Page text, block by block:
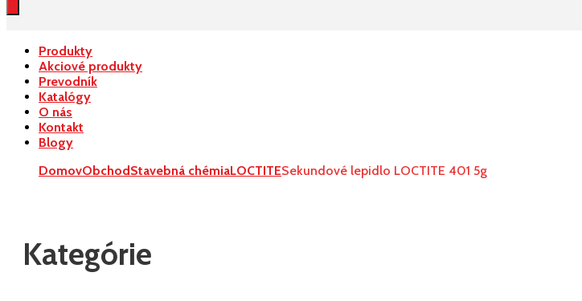
Produkty
Akciové produkty
Prevodník
Katalógy
O nás
Kontakt
Blogy
DomovObchodStavebná chémiaLOCTITESekundové lepidlo LOCTITE 401 5g
Kategórie